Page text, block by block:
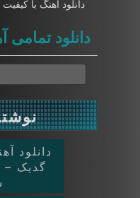
دانلود آهنگ با کیفیت ۳۲۰ دانلود آهنگ با کیفیت ۱۲۸
دانلود تمامی
دانلود
گدیک